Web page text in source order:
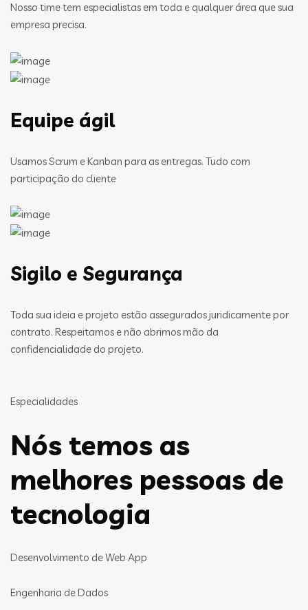
Nosso time tem especialistas em toda e qualquer área que sua
empresa precisa.
Equipe ágil
Usamos Scrum e Kanban para as entregas. Tudo com
participação do cliente
Sigilo e Segurança
Toda sua ideia e projeto estão assegurados juridicamente por
contrato. Respeitamos e não abrimos mão da
confidencialidade do projeto.
Especialidades
Nós temos as
melhores pessoas de
tecnologia
Desenvolvimento de Web App
Engenharia de Dados